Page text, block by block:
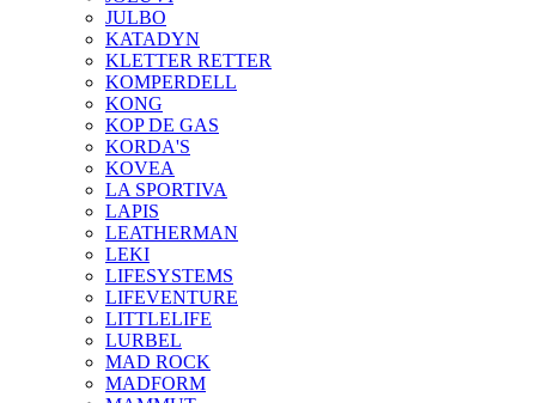
JULBO
KATADYN
KLETTER RETTER
KOMPERDELL
KONG
KOP DE GAS
KORDA'S
KOVEA
LA SPORTIVA
LAPIS
LEATHERMAN
LEKI
LIFESYSTEMS
LIFEVENTURE
LITTLELIFE
LURBEL
MAD ROCK
MADFORM